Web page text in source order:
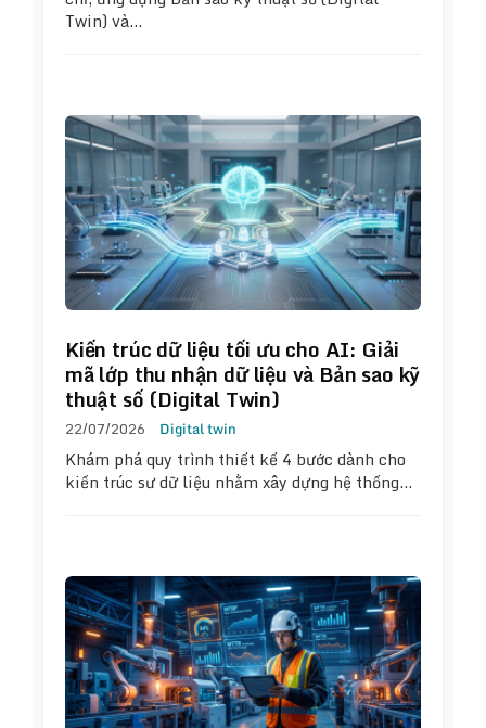
Twin) và…
Kiến trúc dữ liệu tối ưu cho AI: Giải
mã lớp thu nhận dữ liệu và Bản sao kỹ
thuật số (Digital Twin)
22/07/2026 Digital twin
Khám phá quy trình thiết kế 4 bước dành cho
kiến trúc sư dữ liệu nhằm xây dựng hệ thống…